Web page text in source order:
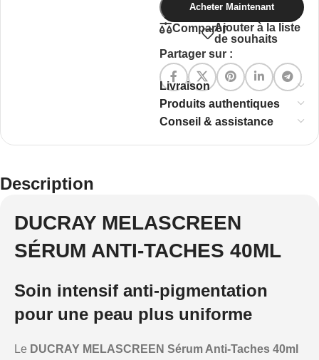
Acheter Maintenant
ComparerAjouter à la liste
de souhaits
Partager sur :
Livraison
Produits authentiques
Conseil & assistance
Description
DUCRAY MELASCREEN
SÉRUM ANTI-TACHES 40ML
Soin intensif anti-pigmentation
pour une peau plus uniforme
Le DUCRAY MELASCREEN Sérum Anti-Taches 40ml